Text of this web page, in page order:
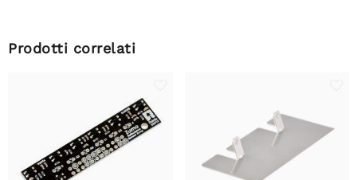
Prodotti correlati